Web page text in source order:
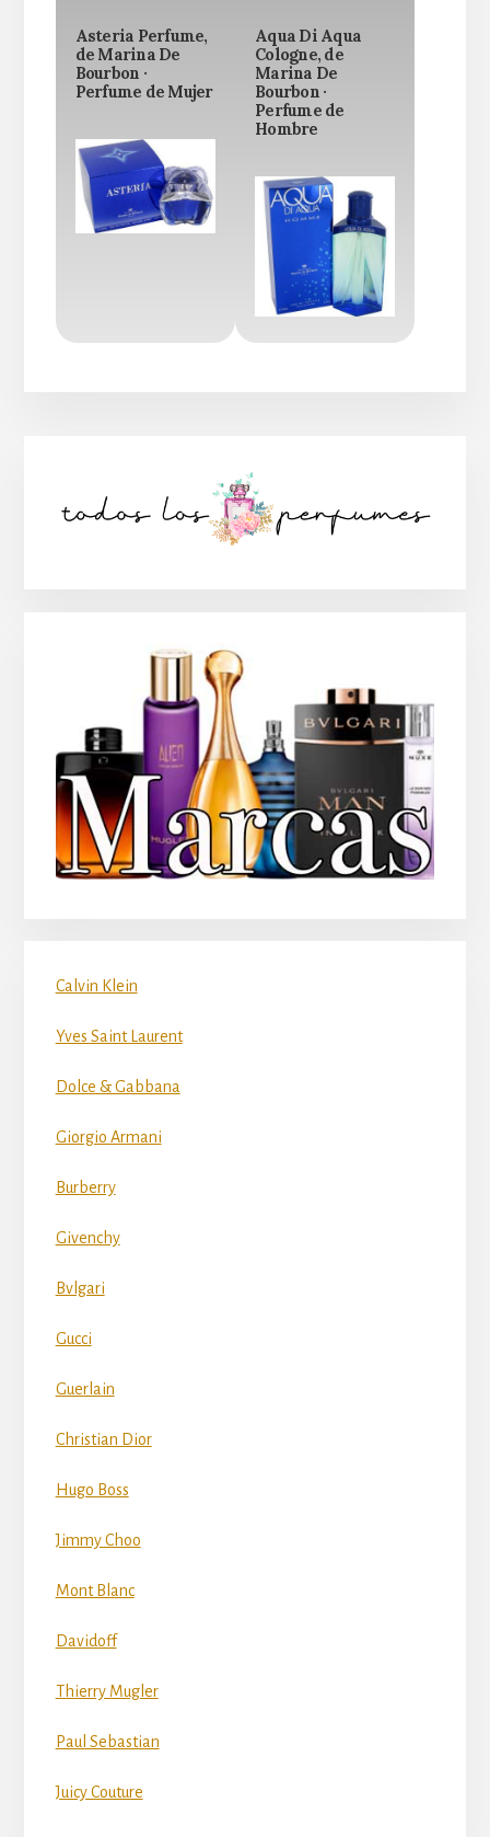
Asteria Perfume,
de Marina De
Bourbon ·
Perfume de Mujer
Aqua Di Aqua
Cologne, de
Marina De
Bourbon ·
Perfume de
Hombre
lateral
Calvin Klein
Yves Saint Laurent
Dolce & Gabbana
Giorgio Armani
Burberry
Givenchy
Bvlgari
Gucci
Guerlain
Christian Dior
Hugo Boss
Jimmy Choo
Mont Blanc
Davidoff
Thierry Mugler
Paul Sebastian
Juicy Couture